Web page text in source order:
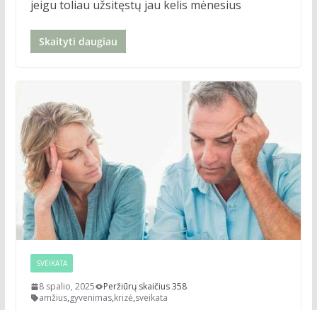
jeigu toliau užsitęstų jau kelis mėnesius
Skaityti daugiau
SVEIKATA
8 spalio, 2025
Peržiūrų skaičius 358
amžius,gyvenimas,krizė,sveikata